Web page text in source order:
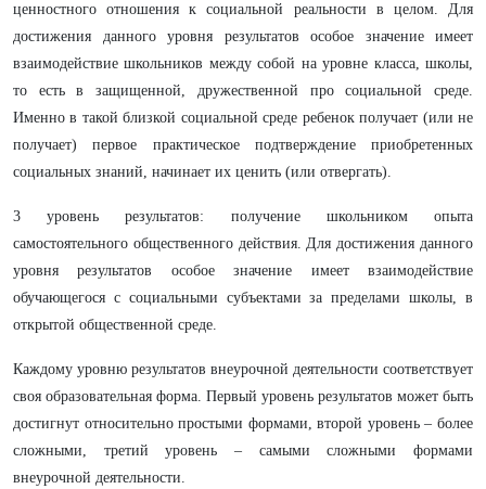
ценностного отношения к социальной реальности в целом. Для
достижения данного уровня результатов особое значение имеет
взаимодействие школьников между собой на уровне класса, школы,
то есть в защищенной, дружественной про социальной среде.
Именно в такой близкой социальной среде ребенок получает (или не
получает) первое практическое подтверждение приобретенных
социальных знаний, начинает их ценить (или отвергать).
3 уровень результатов: получение школьником опыта
самостоятельного общественного действия. Для достижения данного
уровня результатов особое значение имеет взаимодействие
обучающегося с социальными субъектами за пределами школы, в
открытой общественной среде.
Каждому уровню результатов внеурочной деятельности соответствует
своя образовательная форма. Первый уровень результатов может быть
достигнут относительно простыми формами, второй уровень – более
сложными, третий уровень – самыми сложными формами
внеурочной деятельности.